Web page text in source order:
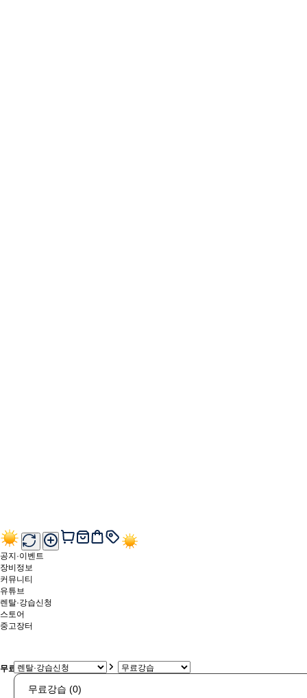
공지·이벤트
장비정보
커뮤니티
유튜브
렌탈·강습신청
스토어
중고장터
무료강습 상품리스트
무료강습 (0)